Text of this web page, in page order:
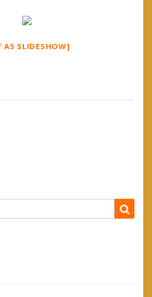
AS SLIDESHOW]